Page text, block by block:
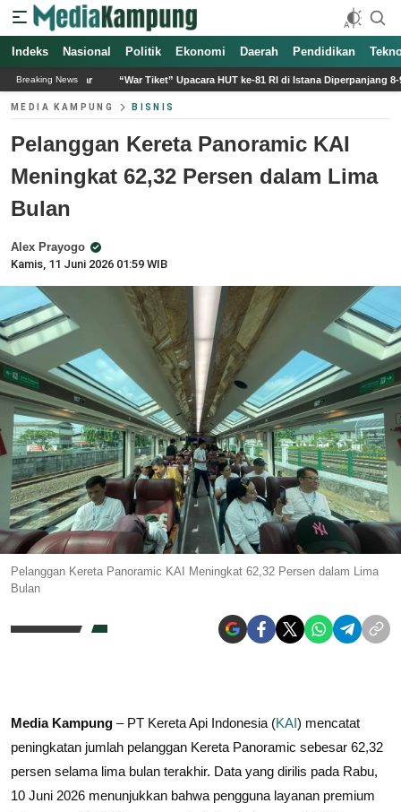
Indeks Nasional Politik Ekonomi Daerah Pendidikan
Breaking News
“War Tiket” Upacara HUT ke-81 RI di Istana Diperpanjang 8-9 Agustus 2026
MEDIA KAMPUNG BISNIS
Pelanggan Kereta Panoramic KAI
Meningkat 62,32 Persen dalam Lima
Bulan
Alex Prayogo
Kamis, 11 Juni 2026 01:59 WIB
Pelanggan Kereta Panoramic KAI Meningkat 62,32 Persen dalam Lima
Bulan
Media Kampung – PT Kereta Api Indonesia (KAI) mencatat
peningkatan jumlah pelanggan Kereta Panoramic sebesar 62,32
persen selama lima bulan terakhir. Data yang dirilis pada Rabu,
10 Juni 2026 menunjukkan bahwa pengguna layanan premium